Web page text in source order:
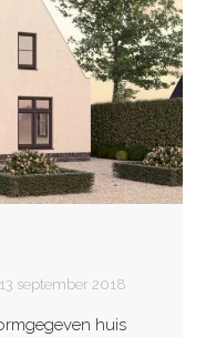
13 september 2018
huis